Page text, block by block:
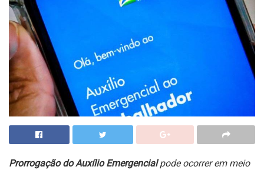
Prorrogação do Auxílio Emergencialpode ocorrer em meio